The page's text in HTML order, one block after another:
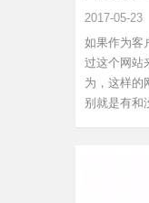
2017-05-23
如果作为客
过这个网站
为，这样的
别就是有和